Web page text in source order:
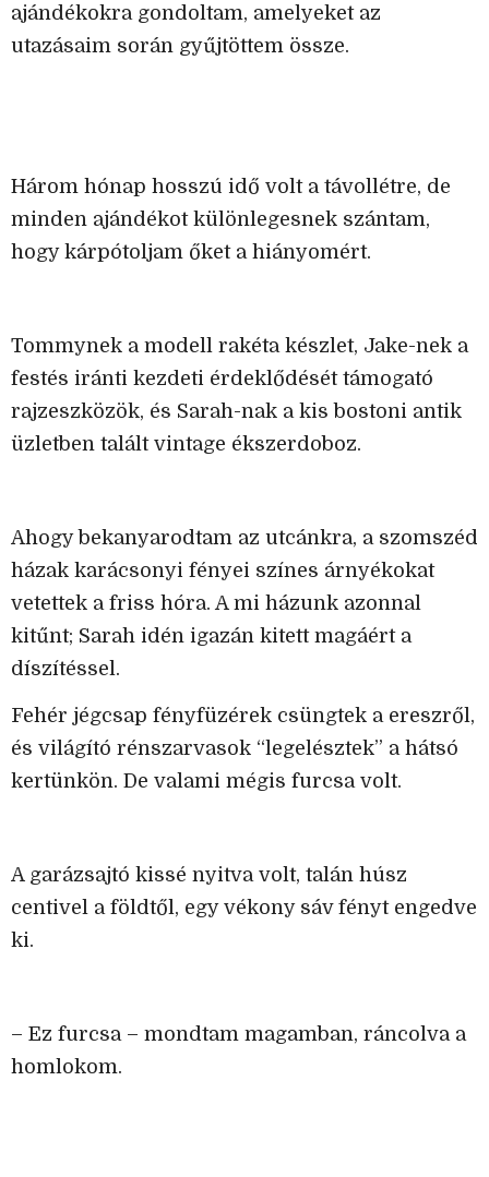
ajándékokra gondoltam, amelyeket az
utazásaim során gyűjtöttem össze.
Három hónap hosszú idő volt a távollétre, de
minden ajándékot különlegesnek szántam,
hogy kárpótoljam őket a hiányomért.
Tommynek a modell rakéta készlet, Jake-nek a
festés iránti kezdeti érdeklődését támogató
rajzeszközök, és Sarah-nak a kis bostoni antik
üzletben talált vintage ékszerdoboz.
Ahogy bekanyarodtam az utcánkra, a szomszéd
házak karácsonyi fényei színes árnyékokat
vetettek a friss hóra. A mi házunk azonnal
kitűnt; Sarah idén igazán kitett magáért a
díszítéssel.
Fehér jégcsap fényfüzérek csüngtek a ereszről,
és világító rénszarvasok “legelésztek” a hátsó
kertünkön. De valami mégis furcsa volt.
A garázsajtó kissé nyitva volt, talán húsz
centivel a földtől, egy vékony sáv fényt engedve
ki.
– Ez furcsa – mondtam magamban, ráncolva a
homlokom.